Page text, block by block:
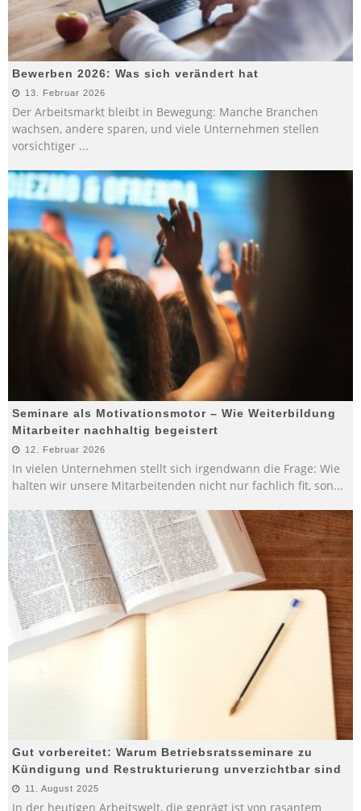
Bewerben 2026: Was sich verändert hat
13. Februar 2026
Der Arbeitsmarkt bleibt in Bewegung: Manche Branchen
wachsen, andere sparen, und viele Unternehmen stellen
vorsichtiger ...
Seminare als Motivationsmotor – Wie Weiterbildung
Mitarbeiter nachhaltig begeistert
12. Februar 2026
In vielen Unternehmen stellt sich irgendwann die Frage: Wie
halten wir unsere Mitarbeitenden nicht nur fachlich fit, son...
Gut vorbereitet: Warum Betriebsratsseminare zu
Kündigung und Restrukturierung unverzichtbar sind
11. August 2025
In der heutigen Arbeitswelt, die geprägt ist von rasantem